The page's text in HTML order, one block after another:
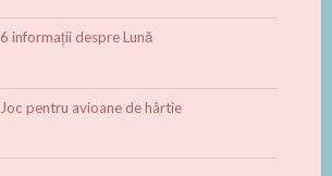
6 informații despre Lună
Joc pentru avioane de hârtie